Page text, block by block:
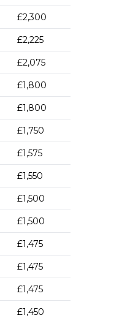
£2,300
£2,225
£2,075
£1,800
£1,800
£1,750
£1,575
£1,550
£1,500
£1,500
£1,475
£1,475
£1,475
£1,450